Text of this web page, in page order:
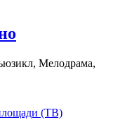
Мелодрама,